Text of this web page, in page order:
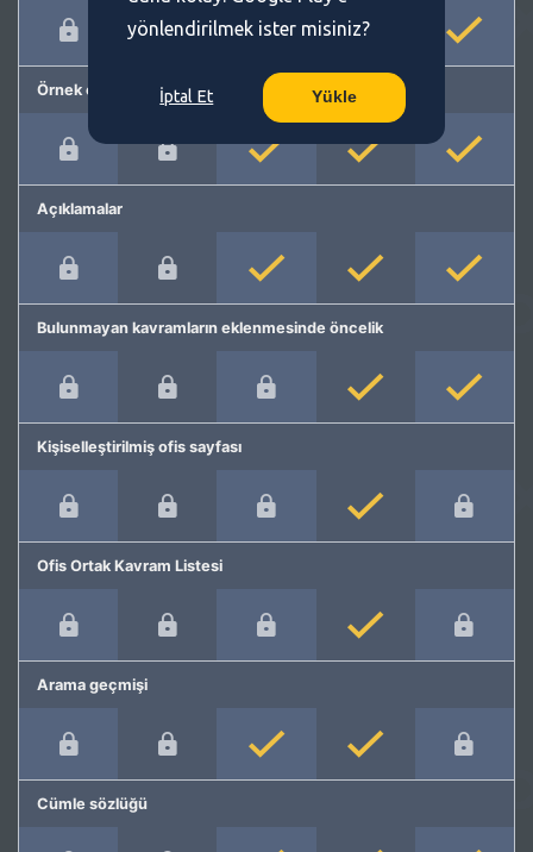
Örnek cümleler
Açıklamalar
Bulunmayan kavramların eklenmesinde öncelik
Kişiselleştirilmiş ofis sayfası
Ofis Ortak Kavram Listesi
Arama geçmişi
Cümle sözlüğü
yönlendirilmek ister misiniz?
İptal Et Yükle